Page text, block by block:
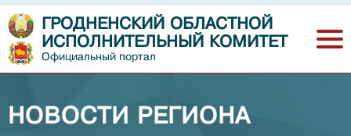
ГРОДНЕНСКИЙ ОБЛАСТНОЙ
ИСПОЛНИТЕЛЬНЫЙ КОМИТЕТ
Официальный портал
НОВОСТИ РЕГИОНА